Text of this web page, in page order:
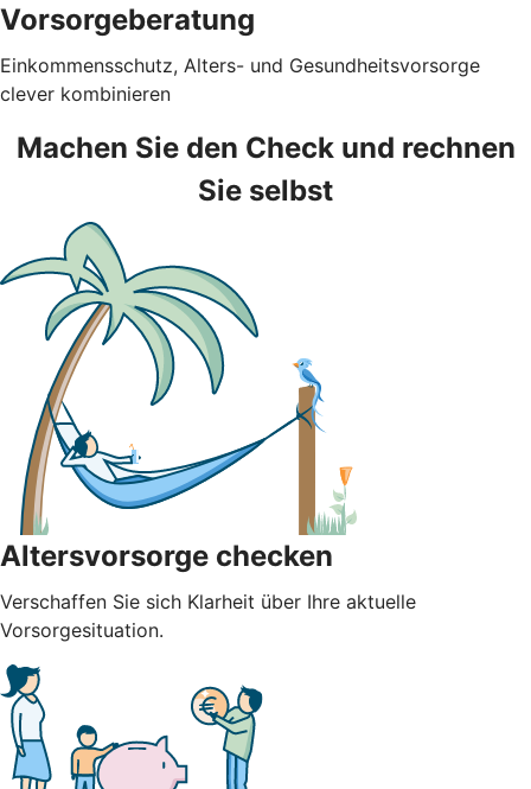
Vorsorgeberatung
Einkommensschutz, Alters- und Gesundheitsvorsorge
clever kombinieren
Machen Sie den Check und rechnen
Sie selbst
Altersvorsorge checken
Verschaffen Sie sich Klarheit über Ihre aktuelle
Vorsorgesituation.